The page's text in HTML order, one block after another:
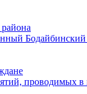
Бодайбинский
проводимых в